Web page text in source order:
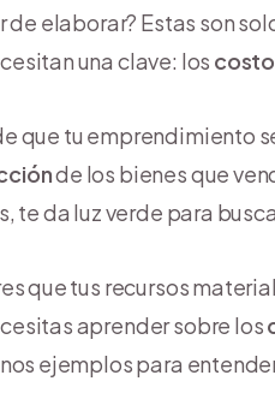
de elaborar? Estas son
una clave: los
que tu emprendimiento
de los bienes que
te da luz verde para
que tus recursos
aprender sobre los
ejemplos para